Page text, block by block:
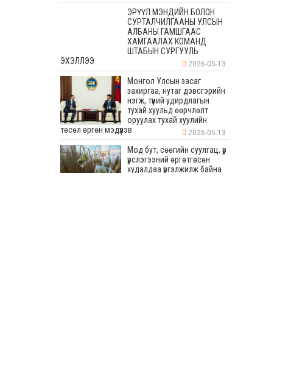
ЭРҮҮЛ МЭНДИЙН БОЛОН
СУРТАЛЧИЛГААНЫ УЛСЫН
АЛБАНЫ ГАМШГААС
ХАМГААЛАХ КОМАНД
ШТАБЫН СУРГУУЛЬ
ЭХЭЛЛЭЭ
2026-05-13
Монгол Улсын засаг
захиргаа, нутаг дэвсгэрийн
нэгж, түүний удирдлагын
тухай хуульд өөрчлөлт
оруулах тухай хуулийн
төсөл өргөн мэдүүлэв
2026-05-13
Мод бут, сөөгийн суулгац, үр
үрслэгээний өргөтгөсөн
худалдаа үргэлжилж байна